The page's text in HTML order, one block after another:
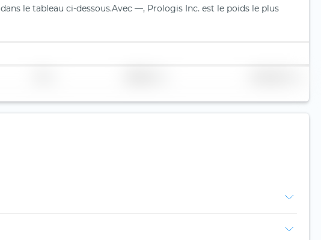
le tableau ci-dessous.Avec —, Prologis Inc. est le poids le plus